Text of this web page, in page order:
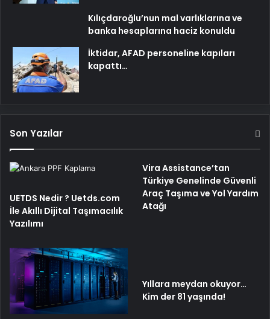
Kılıçdaroğlu’nun mal varlıklarına ve
banka hesaplarına haciz konuldu
İktidar, AFAD personeline kapıları
kapattı…
Son Yazılar
UETDS Nedir ? Uetds.com
İle Akıllı Dijital Taşımacılık
Yazılımı
Vira Assistance’tan
Türkiye Genelinde Güvenli
Araç Taşıma ve Yol Yardım
Atağı
Yıllara meydan okuyor…
Kim der 81 yaşında!